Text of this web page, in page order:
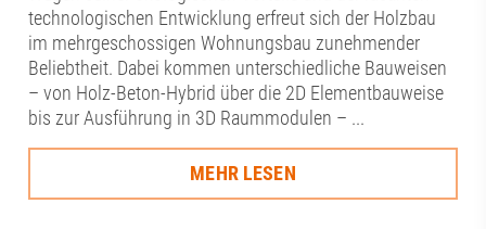
technologischen Entwicklung erfreut sich der Holzbau
im mehrgeschossigen Wohnungsbau zunehmender
Beliebtheit. Dabei kommen unterschiedliche Bauweisen
– von Holz-Beton-Hybrid über die 2D Elementbauweise
bis zur Ausführung in 3D Raummodulen – ...
MEHR LESEN